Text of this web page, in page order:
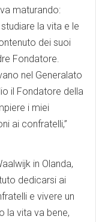
maturando:
la vita e le
dei suoi
Fondatore.
nel Generalato
il Fondatore della
i miei
ai confratelli,”
in Olanda,
dedicarsi ai
e vivere un
la vita va bene,